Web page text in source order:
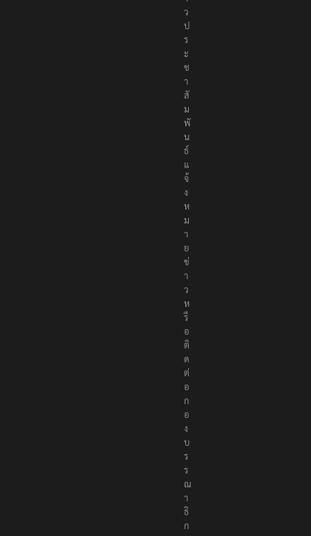
ว
ป
ร
ะ
ช
า
สั
ม
พั
น
ธ์
แ
จ้
ง
ห
ม
า
ย
ข่
า
ว
ห
รื
อ
ติ
ด
ต่
อ
ก
อ
ง
บ
ร
ร
ณ
า
ธิ
ก